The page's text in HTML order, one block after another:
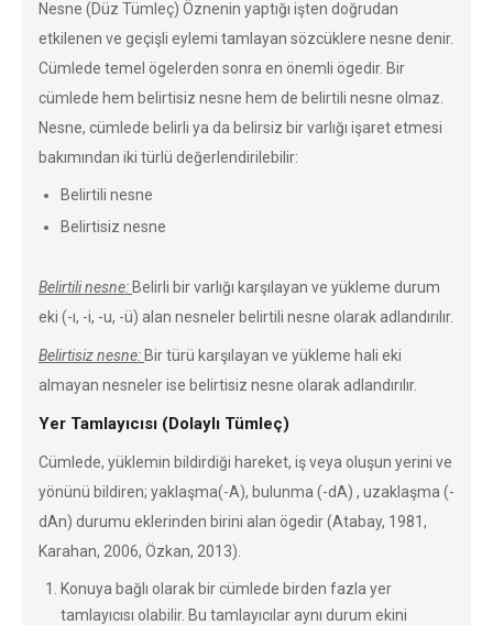
Nesne (Düz Tümleç) Öznenin yaptığı işten doğrudan
etkilenen ve geçişli eylemi tamlayan sözcüklere nesne denir.
Cümlede temel ögelerden sonra en önemli ögedir. Bir
cümlede hem belirtisiz nesne hem de belirtili nesne olmaz.
Nesne, cümlede belirli ya da belirsiz bir varlığı işaret etmesi
bakımından iki türlü değerlendirilebilir:
Belirtili nesne
Belirtisiz nesne
Belirtili nesne: Belirli bir varlığı karşılayan ve yükleme durum
eki (-ı, -i, -u, -ü) alan nesneler belirtili nesne olarak adlandırılır.
Belirtisiz nesne: Bir türü karşılayan ve yükleme hali eki
almayan nesneler ise belirtisiz nesne olarak adlandırılır.
Yer Tamlayıcısı (Dolaylı Tümleç)
Cümlede, yüklemin bildirdiği hareket, iş veya oluşun yerini ve
yönünü bildiren; yaklaşma(-A), bulunma (-dA) , uzaklaşma (-
dAn) durumu eklerinden birini alan ögedir (Atabay, 1981,
Karahan, 2006, Özkan, 2013).
Konuya bağlı olarak bir cümlede birden fazla yer
tamlayıcısı olabilir. Bu tamlayıcılar aynı durum ekini